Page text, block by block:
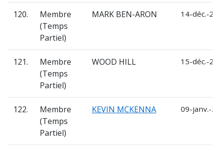
120.
Membre
(Temps
Partiel)
MARK BEN-ARON 14-déc.-
121.
Membre
(Temps
Partiel)
WOOD HILL 15-déc.-
122.
Membre
(Temps
Partiel)
KEVIN MCKENNA 09-janv.-